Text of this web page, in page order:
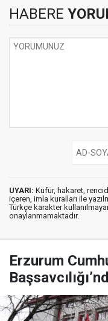
HABERE
UYARI: Küfür, hakaret,
içeren, imla kuralları ile
Türkçe karakter
onaylanmamaktadır.
Erzurum